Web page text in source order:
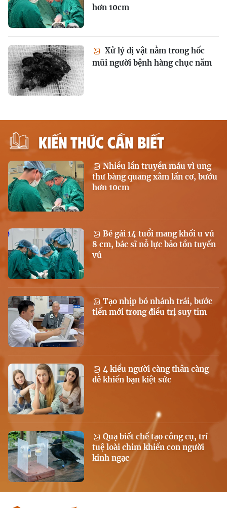
hơn 10cm
Xử lý dị vật nằm trong hốc
mũi người bệnh hàng chục năm
KIẾN THỨC CẦN BIẾT
Nhiều lần truyền máu vì ung
thư bàng quang xâm lấn cơ, bướu
hơn 10cm
Bé gái 14 tuổi mang khối u vú
8 cm, bác sĩ nỗ lực bảo tồn tuyến
vú
Tạo nhịp bó nhánh trái, bước
tiến mới trong điều trị suy tim
4 kiểu người càng thân càng
dễ khiến bạn kiệt sức
Quạ biết chế tạo công cụ, trí
tuệ loài chim khiến con người
kinh ngạc